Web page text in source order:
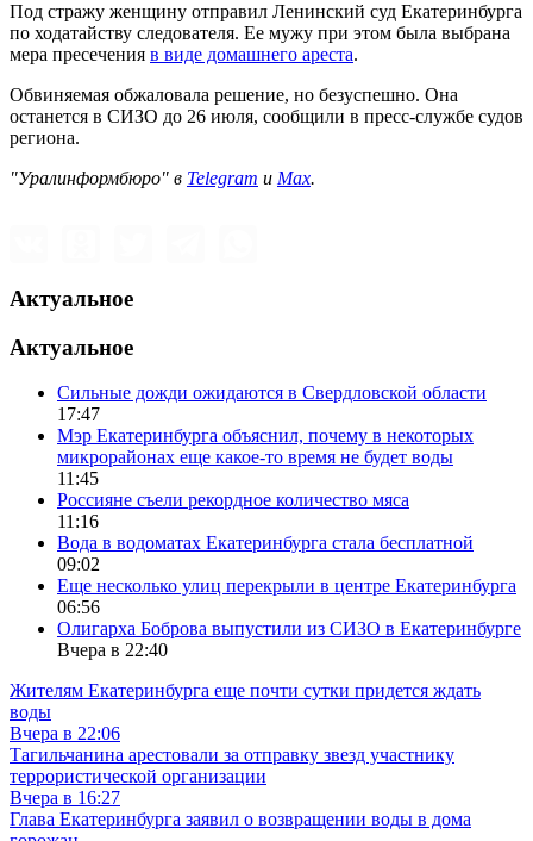
Под стражу женщину отправил Ленинский суд Екатеринбурга
по ходатайству следователя. Ее мужу при этом была выбрана
мера пресечения в виде домашнего ареста.
Обвиняемая обжаловала решение, но безуспешно. Она
останется в СИЗО до 26 июля, сообщили в пресс-службе судов
региона.
"Уралинформбюро" в Telegram и Max.
Актуальное
Актуальное
Сильные дожди ожидаются в Свердловской области
17:47
Мэр Екатеринбурга объяснил, почему в некоторых
микрорайонах еще какое-то время не будет воды
11:45
Россияне съели рекордное количество мяса
11:16
Вода в водоматах Екатеринбурга стала бесплатной
09:02
Еще несколько улиц перекрыли в центре Екатеринбурга
06:56
Олигарха Боброва выпустили из СИЗО в Екатеринбурге
Вчера в 22:40
Жителям Екатеринбурга еще почти сутки придется ждать
воды
Вчера в 22:06
Тагильчанина арестовали за отправку звезд участнику
террористической организации
Вчера в 16:27
Глава Екатеринбурга заявил о возвращении воды в дома